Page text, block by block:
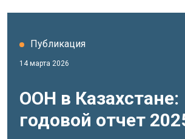
Публикация
14 марта 2026
ООН в Казахстане:
годовой отчет